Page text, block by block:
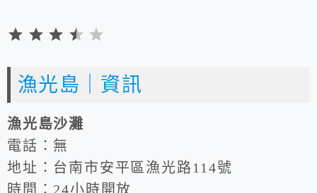
：
，
滿
漁光島｜資訊
漁光島沙灘
電話：無
地址：台南市安平區漁光路114號
時間：24小時開放